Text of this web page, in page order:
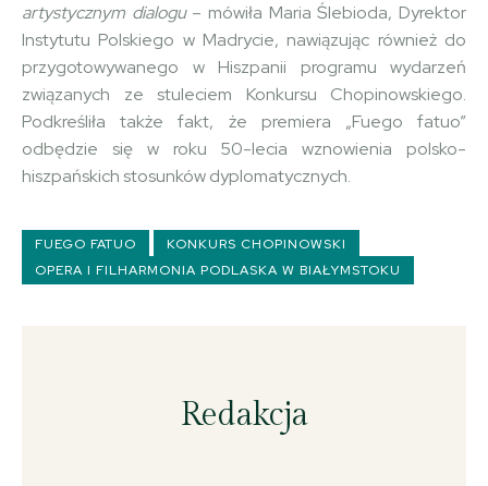
artystycznym dialogu– mówiła Maria Ślebioda, Dyrektor
Instytutu Polskiego w Madrycie, nawiązując również do
przygotowywanego w Hiszpanii programu wydarzeń
związanych ze stuleciem Konkursu Chopinowskiego.
Podkreśliła także fakt, że premiera „Fuego fatuo”
odbędzie się w roku 50-lecia wznowienia polsko-
hiszpańskich stosunków dyplomatycznych.
FUEGO FATUO
KONKURS CHOPINOWSKI
OPERA I FILHARMONIA PODLASKA W BIAŁYMSTOKU
Redakcja